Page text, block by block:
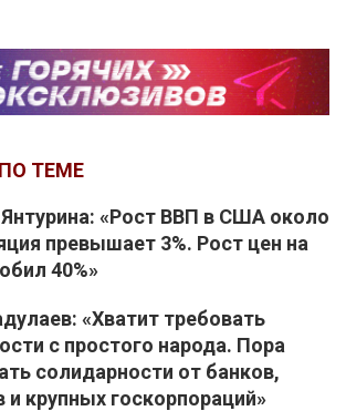
ТЕМЕ
«Рост ВВП в США около
превышает 3%. Рост цен на
40%»
«Хватит требовать
с простого народа. Пора
солидарности от банков,
и крупных госкорпораций»